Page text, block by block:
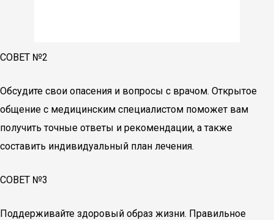
СОВЕТ №2
Обсудите свои опасения и вопросы с врачом. Открытое
общение с медицинским специалистом поможет вам
получить точные ответы и рекомендации, а также
составить индивидуальный план лечения.
СОВЕТ №3
Поддерживайте здоровый образ жизни. Правильное